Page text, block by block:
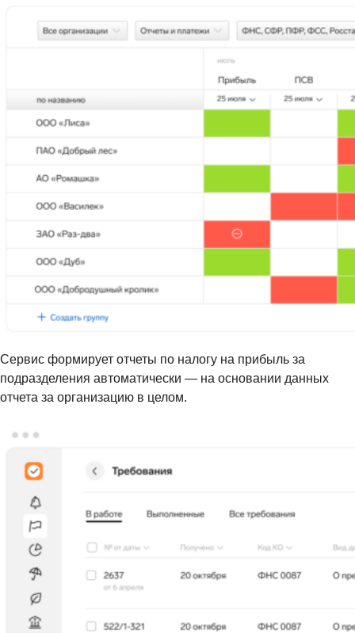
Сервис формирует отчеты по налогу на прибыль за
подразделения автоматически — на основании данных
отчета за организацию в целом.